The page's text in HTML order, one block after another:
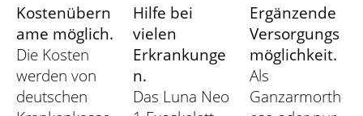
Kostenübern
ame möglich.
Die Kosten
werden von
deutschen
Hilfe bei
vielen
Erkrankunge
n.
Das Luna Neo
Ergänzende
Versorgungs
möglichkeit.
Als
Ganzarmorth